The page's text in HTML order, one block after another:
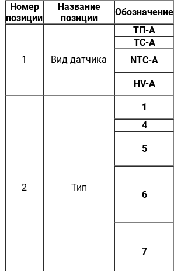
Номер
позиции
Название
позиции
Обозначение
1 Вид датчика
ТП-А
ТС-А
NTC-A
HV-A
2 Тип
1
4
5
6
7